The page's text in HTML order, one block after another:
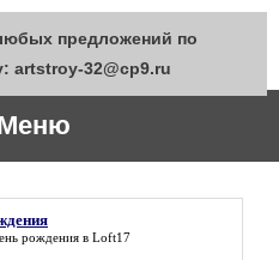
рождения в Loft17
предложений по
artstroy-32@cp9.ru